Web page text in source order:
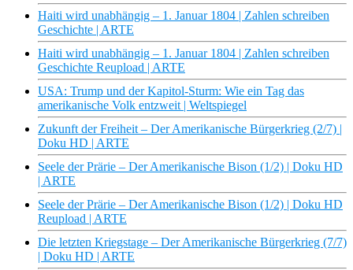
Haiti wird unabhängig – 1. Januar 1804 | Zahlen schreiben
Geschichte | ARTE
Haiti wird unabhängig – 1. Januar 1804 | Zahlen schreiben
Geschichte Reupload | ARTE
USA: Trump und der Kapitol-Sturm: Wie ein Tag das
amerikanische Volk entzweit | Weltspiegel
Zukunft der Freiheit – Der Amerikanische Bürgerkrieg (2/7) |
Doku HD | ARTE
Seele der Prärie – Der Amerikanische Bison (1/2) | Doku HD
| ARTE
Seele der Prärie – Der Amerikanische Bison (1/2) | Doku HD
Reupload | ARTE
Die letzten Kriegstage – Der Amerikanische Bürgerkrieg (7/7)
| Doku HD | ARTE